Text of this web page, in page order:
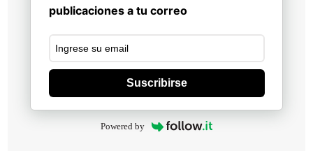
publicaciones a tu correo
Suscribirse
Powered by